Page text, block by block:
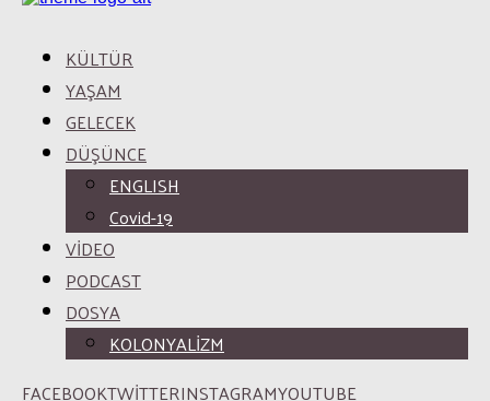
KÜLTÜR
YAŞAM
GELECEK
DÜŞÜNCE
ENGLISH
Covid-19
VİDEO
PODCAST
DOSYA
KOLONYALİZM
FACEBOOKTWITTERINSTAGRAMYOUTUBE